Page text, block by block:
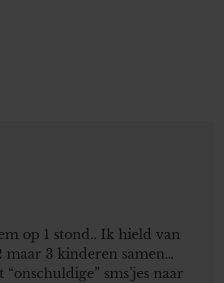
op 1 stond.. Ik hield van
3 kinderen samen…
sms’jes naar